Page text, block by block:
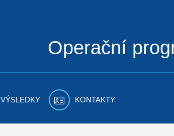
Operační
VÝSLEDKY KONTAKTY